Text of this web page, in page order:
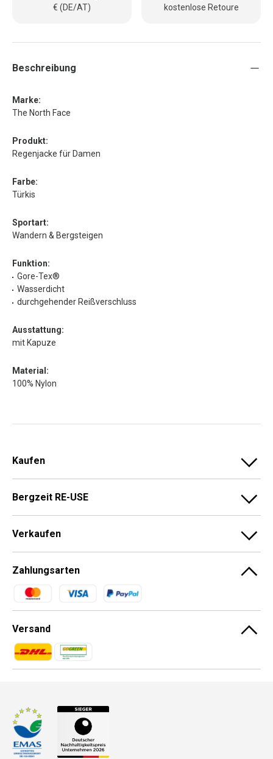
€ (DE/AT)
kostenlose Retoure
Beschreibung
Marke:
The North Face
Produkt:
Regenjacke für Damen
Farbe:
Türkis
Sportart:
Wandern & Bergsteigen
Funktion:
Gore-Tex®
Wasserdicht
durchgehender Reißverschluss
Ausstattung:
mit Kapuze
Material:
100% Nylon
Kaufen
Bergzeit RE-USE
Verkaufen
Zahlungsarten
Zahlungsmethoden
Versand
Zahlungsmethoden
Zahlungsmethoden